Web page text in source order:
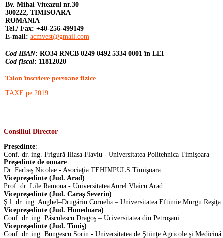
Bv. Mihai Viteazul nr.30
300222, TIMISOARA
ROMANIA
Tel./ Fax: +40-256-499149
E-mail: acmvest@gmail.com
Cod IBAN: RO34 RNCB 0249 0492 5334 0001 în LEI
Cod fiscal: 11812020
Talon înscriere persoane fizice
TAXE pe 2019
Consiliul Director
Preşedinte:
Conf. dr. ing. Frigură Iliasa Flaviu - Universitatea Politehnica Timişoara
Preşedinte de onoare
Dr. Farbaş Nicolae - Asociaţia TEHIMPULS Timişoara
Vicepreşedinte (Jud. Arad)
Prof. dr. Lile Ramona - Universitatea Aurel Vlaicu Arad
Vicepreşedinte (Jud. Caraş Severin)
Ş.l. dr. ing. Anghel–Drugărin Cornelia – Universitatea Eftimie Murgu Reşiţa
Vicepreşedinte (Jud. Hunedoara)
Conf. dr. ing. Păsculescu Dragoş – Universitatea din Petroşani
Vicepreşedinte (Jud. Timiş)
Conf. dr. ing. Bungescu Sorin - Universitatea de Ştiinţe Agricole şi